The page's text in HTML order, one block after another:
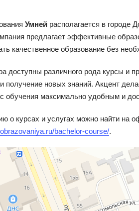
Умней располагается в городе
предлагает эффективные
качественное образование без
доступны различного рода курсы и
получение новых знаний. Акцент
обучения максимально удобным и
о курсах и услугах можно найти на
bachelor-course/.